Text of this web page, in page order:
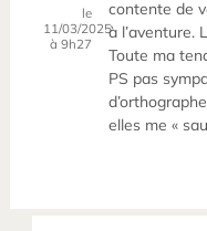
le
11/03/2025
à 9h27
contente de
à l’aventure.
Toute ma
PS pas
elles me «